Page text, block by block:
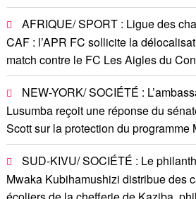
AFRIQUE/ SPORT : Ligue des
CAF : l’APR FC sollicite la
match contre le FC Les Aigles du
NEW-YORK/ SOCIÉTÉ :
Lusumba reçoit une réponse du
Scott sur la protection du programme
SUD-KIVU/ SOCIÉTÉ : Le
Mwaka Kubihamushizi distribue des